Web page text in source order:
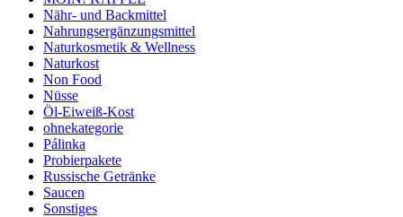
Nähr- und Backmittel
Nahrungsergänzungsmittel
Naturkosmetik & Wellness
Naturkost
Non Food
Nüsse
Öl-Eiweiß-Kost
ohnekategorie
Pálinka
Probierpakete
Russische Getränke
Saucen
Sonstiges